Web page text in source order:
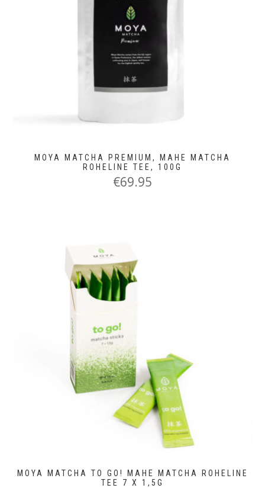
MOYA MATCHA PREMIUM, MAHE MATCHA
ROHELINE TEE, 100G
€69.95
MOYA MATCHA TO GO! MAHE MATCHA ROHELINE
TEE 7 X 1,5G